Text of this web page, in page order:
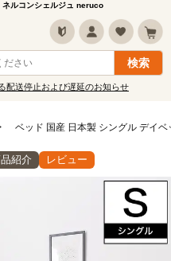
ルコンシェルジュ neruco
配送停止および遅延のお知らせ
ベッド 国産 日本製 シングル デイ
紹介 レビュー